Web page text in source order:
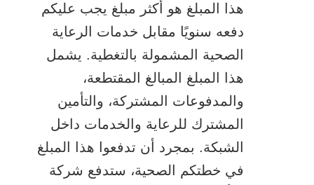
هذا المبلغ هو أكثر مبلغ يجب عليكم
دفعه سنويًا مقابل خدمات الرعاية
الصحية المشمولة بالتغطية. يشمل
هذا المبلغ المبالغ المقتطعة،
والمدفوعات المشتركة، والتأمين
المشترك للرعاية والخدمات داخل
الشبكة. بمجرد أن تدفعوا هذا المبلغ
في خطتكم الصحية، ستدفع شركة